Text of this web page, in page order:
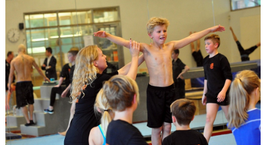
PRIVATLEKTION
SKOLOR/FÖRENINGAR
PRESENTKORT